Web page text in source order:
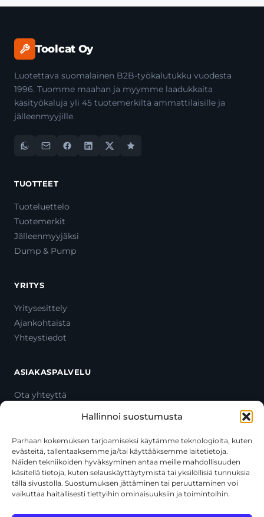
Hallinnoi suostumusta
Parhaan kokemuksen tarjoamiseksi käytämme teknologioita, kuten
evästeitä, tallentaaksemme ja/tai käyttääksemme laitetietoja.
Näiden tekniikoiden hyväksyminen antaa meille mahdollisuuden
käsitellä tietoja, kuten selauskäyttäytymistä tai yksilöllisiä tunnuksia
tällä sivustolla. Suostumuksen jättäminen tai peruuttaminen voi
vaikuttaa haitallisesti tiettyihin ominaisuuksiin ja toimintoihin.
Toolcat Oy
Luotettava suomalainen B2B-työkalutukku vuodesta
1996. Tuomme maahan ja myymme laadukkaita
käsityökaluja yli 45 tuotemerkiltä ammattilaisille ja
jälleenmyyjille.
TUOTTEET
Tuoteluettelo
Tuotemerkit
Jälleenmyyjäksi
Dump & Pump
YRITYS
Yritysesittely
Ajankohtaista
Yhteystiedot
ASIAKASPALVELU
Ota yhteyttä
Toimitustavat
Usein kysytyt kysymykset
+358 44 270 3795
asiakaspalvelu@toolcat.fi